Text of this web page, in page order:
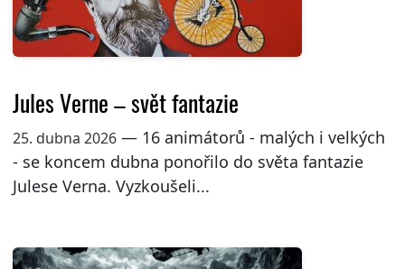
Jules Verne – svět fantazie
25. dubna 2026— 16 animátorů - malých i velkých
- se koncem dubna ponořilo do světa fantazie
Julese Verna. Vyzkoušeli...